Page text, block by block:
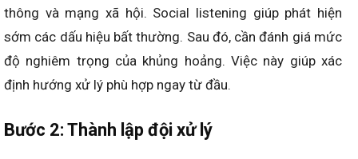
thông và mạng xã hội. Social listening giúp phát hiện
sớm các dấu hiệu bất thường. Sau đó, cần đánh giá mức
độ nghiêm trọng của khủng hoảng. Việc này giúp xác
định hướng xử lý phù hợp ngay từ đầu.
Bước 2: Thành lập đội xử lý